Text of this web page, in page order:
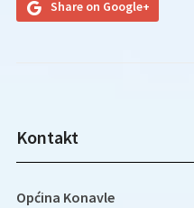
Share on Google+
Kontakt
Općina Konavle